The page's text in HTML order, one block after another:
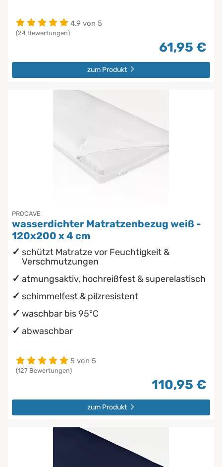
4.9 von 5
(24 Bewertungen)
61,95 €
zum Produkt
PROCAVE
wasserdichter Matratzenbezug weiß -
120x200 x 4 cm
schützt Matratze vor Feuchtigkeit &
Verschmutzungen
atmungsaktiv, hochreißfest & superelastisch
schimmelfest & pilzresistent
waschbar bis 95°C
abwaschbar
5 von 5
(127 Bewertungen)
110,95 €
zum Produkt